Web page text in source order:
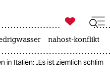
ich

taz zahl ich
nahost-konflikt
in Italien: „Es ist ziemlich